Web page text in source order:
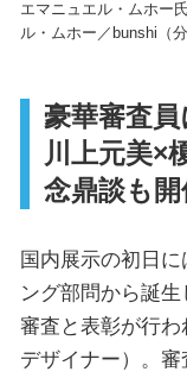
エマニュエル・ムホー
ル・ムホー／bunshi（分
豪華審査
川上元美×
念鼎談も開
国内展示の初日
ング部問から誕
審査と表彰が行
デザイナー）。